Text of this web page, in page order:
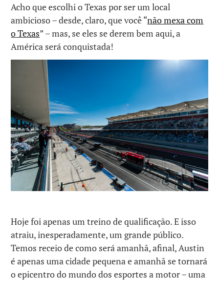
Acho que escolhi o Texas por ser um local
ambicioso – desde, claro, que você “não mexa com
o Texas” – mas, se eles se derem bem aqui, a
América será conquistada!
Hoje foi apenas um treino de qualificação. E isso
atraiu, inesperadamente, um grande público.
Temos receio de como será amanhã, afinal, Austin
é apenas uma cidade pequena e amanhã se tornará
o epicentro do mundo dos esportes a motor – uma